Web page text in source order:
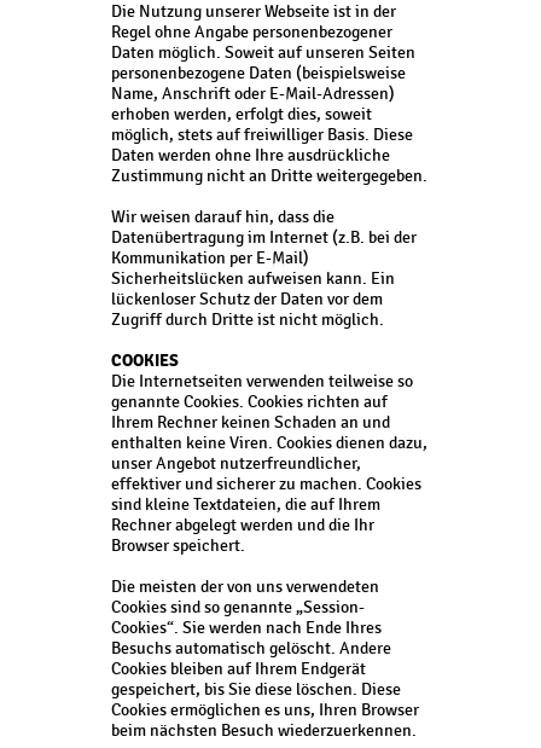
Die Nutzung unserer Webseite ist in der
Regel ohne Angabe personenbezogener
Daten möglich. Soweit auf unseren Seiten
personenbezogene Daten (beispielsweise
Name, Anschrift oder E-Mail-Adressen)
erhoben werden, erfolgt dies, soweit
möglich, stets auf freiwilliger Basis. Diese
Daten werden ohne Ihre ausdrückliche
Zustimmung nicht an Dritte weitergegeben.
Wir weisen darauf hin, dass die
Datenübertragung im Internet (z.B. bei der
Kommunikation per E-Mail)
Sicherheitslücken aufweisen kann. Ein
lückenloser Schutz der Daten vor dem
Zugriff durch Dritte ist nicht möglich.
COOKIES
Die Internetseiten verwenden teilweise so
genannte Cookies. Cookies richten auf
Ihrem Rechner keinen Schaden an und
enthalten keine Viren. Cookies dienen dazu,
unser Angebot nutzerfreundlicher,
effektiver und sicherer zu machen. Cookies
sind kleine Textdateien, die auf Ihrem
Rechner abgelegt werden und die Ihr
Browser speichert.
Die meisten der von uns verwendeten
Cookies sind so genannte „Session-
Cookies“. Sie werden nach Ende Ihres
Besuchs automatisch gelöscht. Andere
Cookies bleiben auf Ihrem Endgerät
gespeichert, bis Sie diese löschen. Diese
Cookies ermöglichen es uns, Ihren Browser
beim nächsten Besuch wiederzuerkennen.